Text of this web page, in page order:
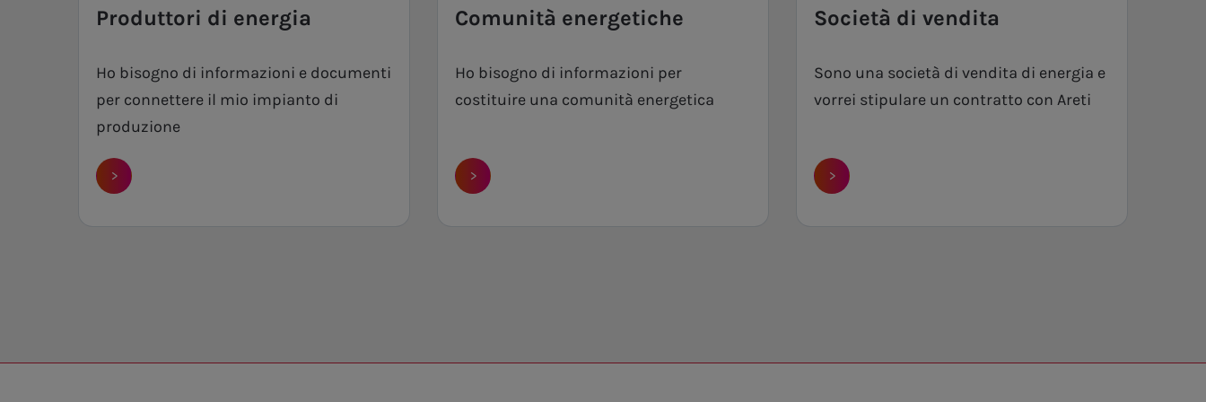
Produttori di energia
Ho bisogno di informazioni e documenti
per connettere il mio impianto di
produzione
>
Comunità energetiche
Ho bisogno di informazioni per
costituire una comunità energetica
>
Società di vendita
Sono una società di vendita di energia e
vorrei stipulare un contratto con Areti
>